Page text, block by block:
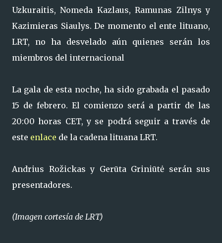
Uzkuraitis, Nomeda Kazlaus, Ramunas Zilnys y
Kazimieras Siaulys. De momento el ente lituano,
LRT, no ha desvelado aún quienes serán los
miembros del internacional
La gala de esta noche, ha sido grabada el pasado
15 de febrero. El comienzo será a partir de las
20:00 horas CET, y se podrá seguir a través de
este enlace de la cadena lituana LRT.
Andrius Rožickas y Gerūta Griniūtė serán sus
presentadores.
(Imagen cortesía de LRT)